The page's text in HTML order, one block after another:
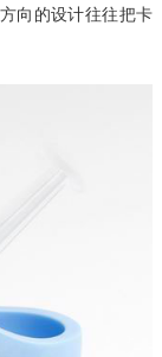
向的设计往往把卡